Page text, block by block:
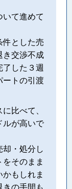
いて進めて
件とした売
き交渉不成
した３週
ートの引渡
比べて、
ルが高いで
却・処分し
そのまま
もしれま